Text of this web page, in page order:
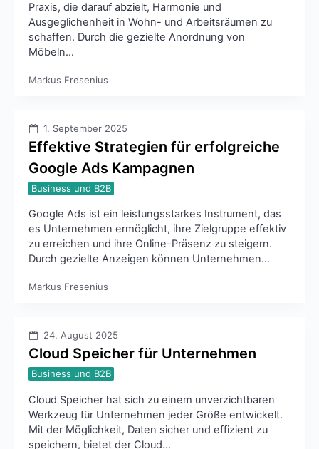
Praxis, die darauf abzielt, Harmonie und
Ausgeglichenheit in Wohn- und Arbeitsräumen zu
schaffen. Durch die gezielte Anordnung von
Möbeln…
Markus Fresenius
1. September 2025
Effektive Strategien für erfolgreiche
Google Ads Kampagnen
Business und B2B
Google Ads ist ein leistungsstarkes Instrument, das
es Unternehmen ermöglicht, ihre Zielgruppe effektiv
zu erreichen und ihre Online-Präsenz zu steigern.
Durch gezielte Anzeigen können Unternehmen…
Markus Fresenius
24. August 2025
Cloud Speicher für Unternehmen
Business und B2B
Cloud Speicher hat sich zu einem unverzichtbaren
Werkzeug für Unternehmen jeder Größe entwickelt.
Mit der Möglichkeit, Daten sicher und effizient zu
speichern, bietet der Cloud…